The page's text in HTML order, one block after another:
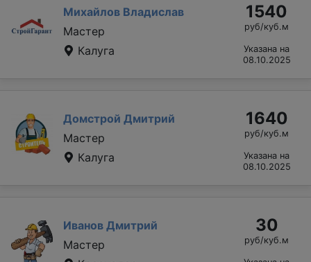
Михайлов Владислав
Мастер
Калуга
1540
руб/куб.м
Указана на
08.10.2025
Домстрой Дмитрий
Мастер
Калуга
1640
руб/куб.м
Указана на
08.10.2025
Иванов Дмитрий
Мастер
30
руб/куб.м